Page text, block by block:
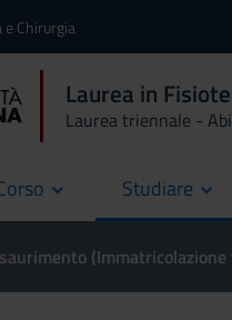
e Chirurgia
Laurea in
Laurea triennale -
Studiare